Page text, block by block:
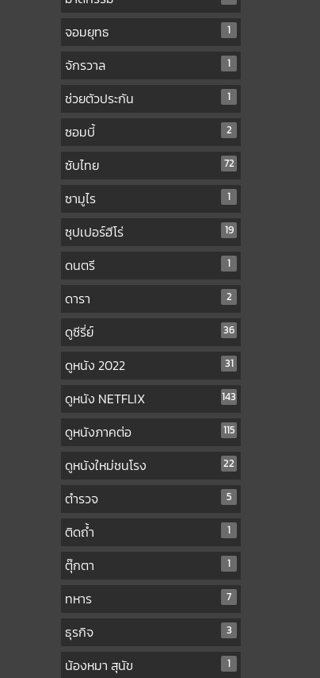
จอมยุทธ 1
จักรวาล 1
ช่วยตัวประกัน 1
ซอมบี้ 2
ซับไทย 72
ซามูไร 1
ซุปเปอร์ฮีโร่ 19
ดนตรี 1
ดารา 2
ดูซีรี่ย์ 36
ดูหนัง 2022 31
ดูหนัง NETFLIX 143
ดูหนังภาคต่อ 115
ดูหนังใหม่ชนโรง 22
ตำรวจ 5
ติดถ้ำ 1
ตุ๊กตา 1
ทหาร 7
ธุรกิจ 3
น้องหมา สุนัข 1